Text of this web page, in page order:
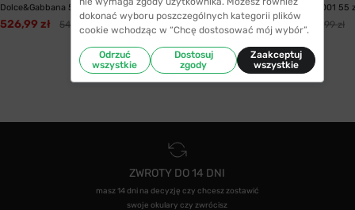
Dolce&Gabbana 5076 501 55
526,99 zł 548,99 zł
Guess GU 2853 V001 55
257,99 zł 627,99 zł
ZWROTY DO 14 DNI
masz 14 dni na decyzję czy chcesz zostawić
swoje okulary czy zwrócisz
dokonać wyboru poszczególnych kategorii plików
cookie wchodząc w “Chcę dostosować mój wybór”.
Odrzuć
wszystkie
Dostosuj
zgody
Zaakceptuj
wszystkie